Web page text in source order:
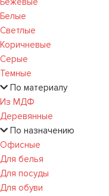
Белые
Светлые
Коричневые
Серые
Темные
По материалу
Из МДФ
Деревянные
По назначению
Офисные
Для белья
Для посуды
Для обуви